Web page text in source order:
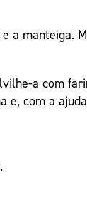
a manteiga.
a com
e, com a